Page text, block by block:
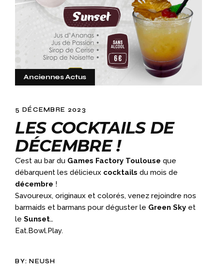
Anciennes Actus
5 DÉCEMBRE 2023
LES COCKTAILS DE
DÉCEMBRE !
C’est au bar du Games Factory Toulouse que
débarquent les délicieux cocktails du mois de
décembre !
Savoureux, originaux et colorés, venez rejoindre nos
barmaids et barmans pour déguster le Green Sky et
leSunset…
Eat.Bowl.Play.
BY: NEUSH